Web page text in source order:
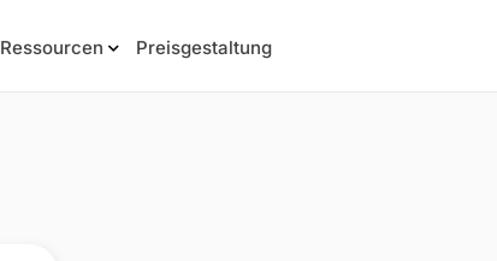
Ressourcen Preisgestaltung